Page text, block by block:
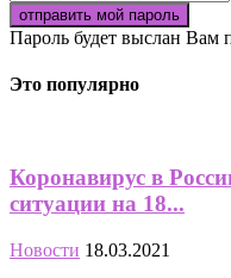
Пароль будет выслан Вам
Это популярно
Коронавирус в
ситуации на 18...
Новости 18.03.2021